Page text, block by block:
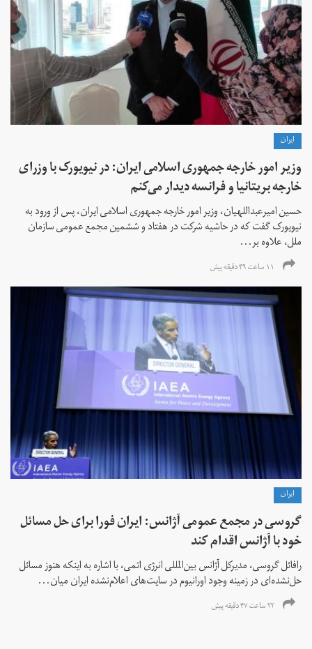
ايران
وزیر امور خارجه جمهوری اسلامی ایران: در نیویورک با وزرای
خارجه بریتانیا و فرانسه دیدار می‌کنم
حسین امیرعبداللهیان، وزیر امور خارجه جمهوری اسلامی ایران، پس از ورود به
نیویورک گفت که در حاشیه شرکت در هفتاد و ششمین مجمع عمومی سازمان
ملل، علاوه بر...
۱۱ ساعت ۴۹ دقیقه پیش
ايران
گروسی در مجمع عمومی آژانس: ایران فورا برای حل مسائل
خود با آژانس اقدام کند
رافائل گروسی، مدیرکل آژانس بین‌المللی انرژی اتمی، با اشاره به اینکه هنوز مسائل
حل‌نشده‌ای در زمینه وجود اورانیوم در سایت‌های اعلام‌نشده ایران میان...
۲۲ ساعت ۴۷ دقیقه پیش